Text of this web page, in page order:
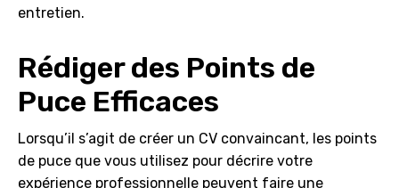
entretien.
Rédiger des Points de
Puce Efficaces
Lorsqu’il s’agit de créer un CV convaincant, les points
de puce que vous utilisez pour décrire votre
expérience professionnelle peuvent faire une